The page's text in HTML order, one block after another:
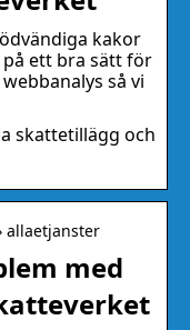
kakor
ett bra sätt för
så vi
skattetillägg och
allaetjanster
med